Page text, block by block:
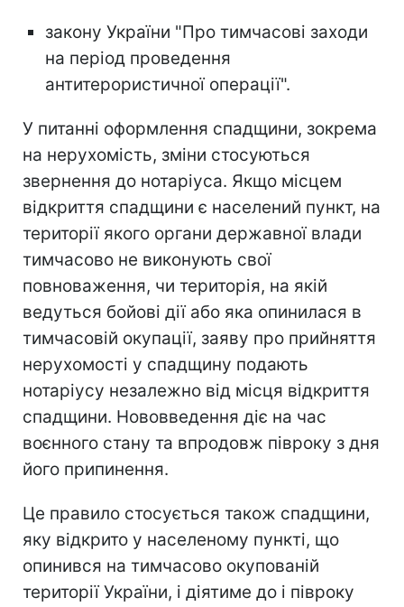
закону України "Про тимчасові заходи
на період проведення
антитерористичної операції".
У питанні оформлення спадщини, зокрема
на нерухомість, зміни стосуються
звернення до нотаріуса. Якщо місцем
відкриття спадщини є населений пункт, на
території якого органи державної влади
тимчасово не виконують свої
повноваження, чи територія, на якій
ведуться бойові дії або яка опинилася в
тимчасовій окупації, заяву про прийняття
нерухомості у спадщину подають
нотаріусу незалежно від місця відкриття
спадщини. Нововведення діє на час
воєнного стану та впродовж півроку з дня
його припинення.
Це правило стосується також спадщини,
яку відкрито у населеному пункті, що
опинився на тимчасово окупованій
території України, і діятиме до і півроку